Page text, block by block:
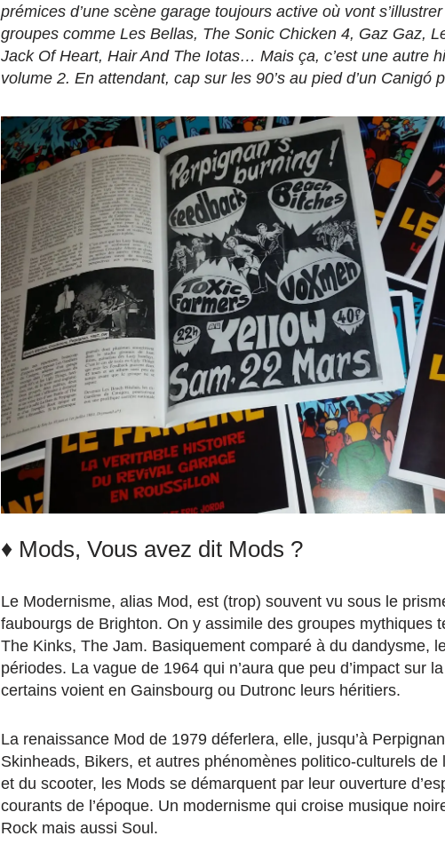
prémices d’une scène garage toujours active où vont
groupes comme Les Bellas, The Sonic Chicken 4, Gaz Gaz,
Jack Of Heart, Hair And The Iotas… Mais ça, c’est une autre
volume 2. En attendant, cap sur les 90’s au pied d’un Canigó
♦ Mods, Vous avez dit Mods ?
Le Modernisme, alias Mod, est (trop) souvent vu sous le
faubourgs de Brighton. On y assimile des groupes mythiques
The Kinks, The Jam. Basiquement comparé à du dandysme,
périodes. La vague de 1964 qui n’aura que peu d’impact sur
certains voient en Gainsbourg ou Dutronc leurs héritiers.
La renaissance Mod de 1979 déferlera, elle, jusqu’à
Skinheads, Bikers, et autres phénomènes politico-culturels de
et du scooter, les Mods se démarquent par leur ouverture
courants de l’époque. Un modernisme qui croise musique
Rock mais aussi Soul.